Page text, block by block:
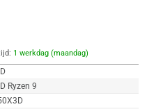
1 werkdag (maandag)
Ryzen 9